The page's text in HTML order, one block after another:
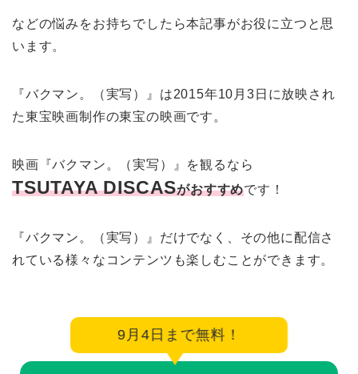
などの悩みをお持ちでしたら本記事がお役に立つと思
います。
『バクマン。（実写）』は2015年10月3日に放映され
た東宝映画制作の東宝の映画です。
映画『バクマン。（実写）』を観るなら
TSUTAYA DISCASがおすすめです！
『バクマン。（実写）』だけでなく、その他に配信さ
れている様々なコンテンツも楽しむことができます。
9月4日まで無料！